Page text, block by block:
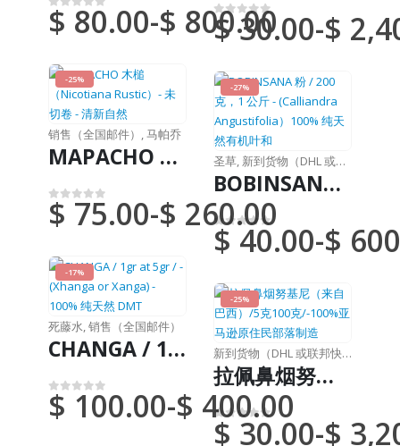
0满分 5 分
$ 80.00-$ 800.00
0满分 5 分
$30.00-$
-25%
销售（全国邮件） ,马帕乔
MAPACHO 木槌（Nicotiana Rustic）- 未切卷 - 清新自然
0满分 5 分
$ 75.00-$ 260.00
-27%
圣草, 新到货物（DHL 或联邦快递）
BOBINSANA 粉 / 200 克，1 公斤 - (Calliandra Angustifolia）100% 纯天然有机叶和
0满分 5 分
$ 40.00-$
-17%
死藤水,销售（全国邮件）
CHANGA / 1gr at 5gr / - (Xhanga or Xanga) - 100% 纯天然 DMT
0满分 5 分
$ 100.00-$ 400.00
-25%
新到货物（DHL 或联邦快递）
拉佩鼻烟努基尼（来自巴西）/5克100克/-100%亚马逊原住民部落制造
0满分 5 分
$ 30.00-$